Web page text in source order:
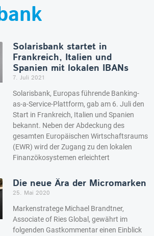
Solarisbank startet in
Frankreich, Italien und
Spanien mit lokalen IBANs
7. Juli 2021
Solarisbank, Europas führende Banking-
as-a-Service-Plattform, gab am 6. Juli den
Start in Frankreich, Italien und Spanien
bekannt. Neben der Abdeckung des
gesamten Europäischen Wirtschaftsraums
(EWR) wird der Zugang zu den lokalen
Finanzökosystemen erleichtert
Die neue Ära der Micromarken
25. Mai 2020
Markenstratege Michael Brandtner,
Associate of Ries Global, gewährt im
folgenden Gastkommentar einen Einblick